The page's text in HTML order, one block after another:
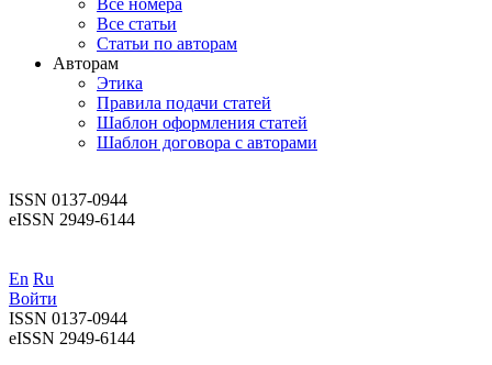
Все номера
Все статьи
Статьи по авторам
Авторам
Этика
Правила подачи статей
Шаблон оформления статей
Шаблон договора с авторами
ISSN 0137-0944
eISSN 2949-6144
En Ru
Войти
ISSN 0137-0944
eISSN 2949-6144